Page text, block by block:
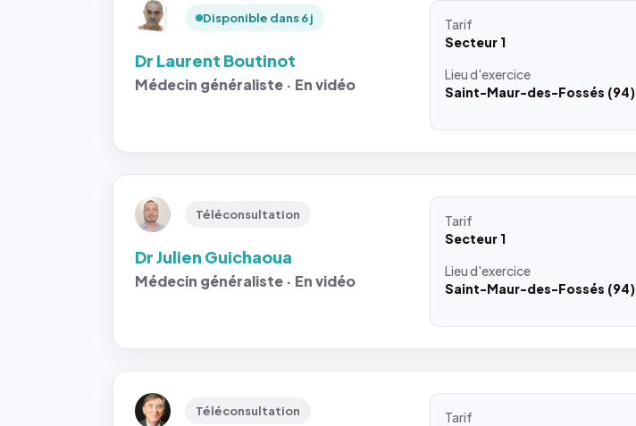
Disponible dans 6 j
Dr Laurent Boutinot
Médecin généraliste · En vidéo
Tarif
Secteur 1
Lieud'exercice
Saint-Maur-des-Fossés (94)
Téléconsultation
Dr Julien Guichaoua
Médecin généraliste · En vidéo
Tarif
Secteur 1
Lieud'exercice
Saint-Maur-des-Fossés (94)
Téléconsultation
Tarif